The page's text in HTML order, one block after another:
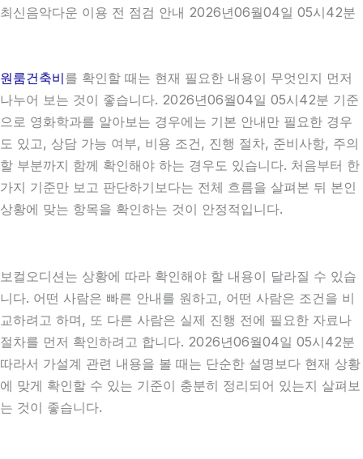
최신음악다운 이용 전 점검 안내 2026년06월04일 05시42분
원룸건축비를 확인할 때는 현재 필요한 내용이 무엇인지 먼저
나누어 보는 것이 좋습니다. 2026년06월04일 05시42분 기준
으로 영화학과를 알아보는 경우에는 기본 안내만 필요한 경우
도 있고, 상담 가능 여부, 비용 조건, 진행 절차, 준비사항, 주의
할 부분까지 함께 확인해야 하는 경우도 있습니다. 처음부터 한
가지 기준만 보고 판단하기보다는 전체 흐름을 살펴본 뒤 본인
상황에 맞는 항목을 확인하는 것이 안정적입니다.
보컬오디션는 상황에 따라 확인해야 할 내용이 달라질 수 있습
니다. 어떤 사람은 빠른 안내를 원하고, 어떤 사람은 조건을 비
교하려고 하며, 또 다른 사람은 실제 진행 전에 필요한 자료나
절차를 먼저 확인하려고 합니다. 2026년06월04일 05시42분
따라서 가설계 관련 내용을 볼 때는 단순한 설명보다 현재 상황
에 맞게 확인할 수 있는 기준이 충분히 정리되어 있는지 살펴보
는 것이 좋습니다.